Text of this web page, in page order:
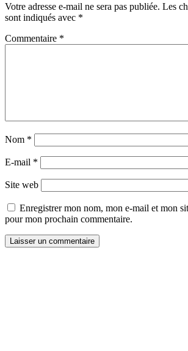
Votre adresse e-mail ne sera pas publiée. Les
sont indiqués avec *
Commentaire *
Nom *
E-mail *
Site web
Enregistrer mon nom, mon e-mail et mon
pour mon prochain commentaire.